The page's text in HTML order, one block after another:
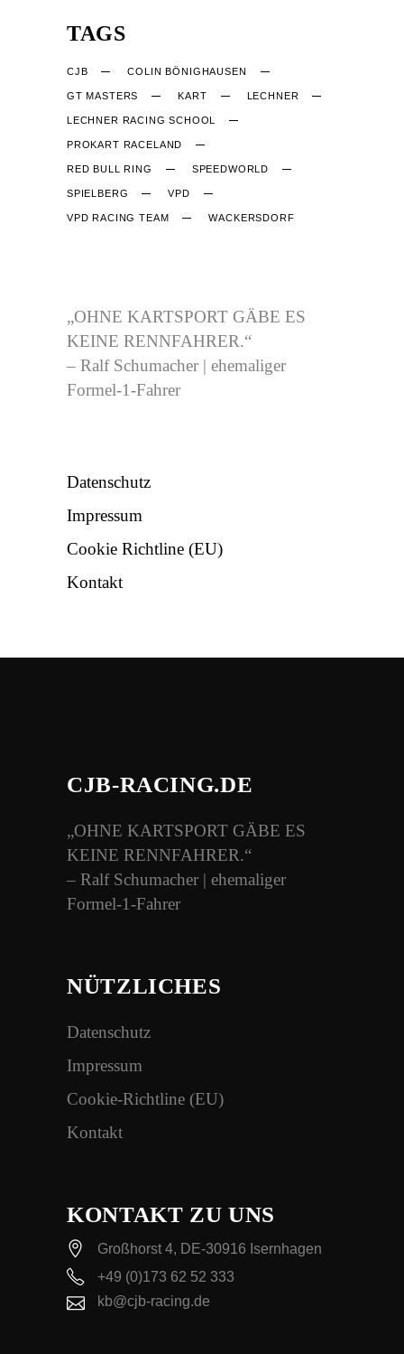
TAGS
CJB COLIN BÖNIGHAUSEN
GT MASTERS KART LECHNER
LECHNER RACING SCHOOL
PROKART RACELAND
RED BULL RING SPEEDWORLD
SPIELBERG VPD
VPD RACING TEAM WACKERSDORF
„OHNE KARTSPORT GÄBE ES
KEINE RENNFAHRER.“
– Ralf Schumacher | ehemaliger
Formel-1-Fahrer
Datenschutz
Impressum
Cookie Richtline (EU)
Kontakt
CJB-RACING.DE
„OHNE KARTSPORT GÄBE ES
KEINE RENNFAHRER.“
– Ralf Schumacher | ehemaliger
Formel-1-Fahrer
NÜTZLICHES
Datenschutz
Impressum
Cookie-Richtline (EU)
Kontakt
KONTAKT ZU UNS
Großhorst 4, DE-30916 Isernhagen
+49 (0)173 62 52 333
kb@cjb-racing.de